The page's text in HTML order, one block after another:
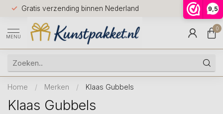
9,5
Gratis verzending binnen Nederland
Voor
huis
9.5
MENU
0
Home / Merken / Klaas Gubbels
Klaas Gubbels